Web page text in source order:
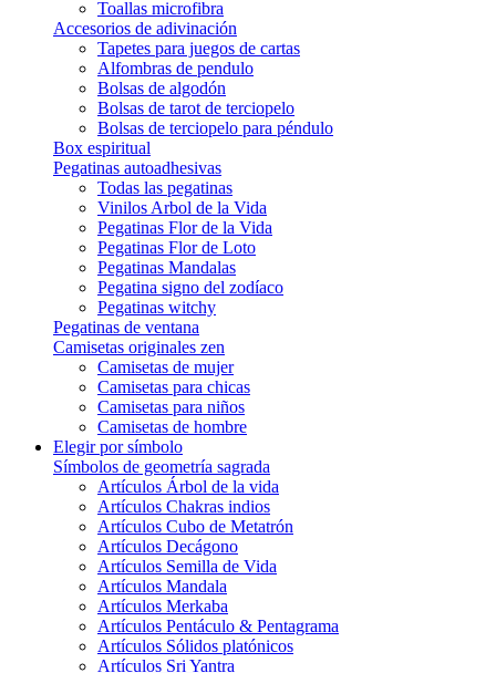
Toallas microfibra
Accesorios de adivinación
Tapetes para juegos de cartas
Alfombras de pendulo
Bolsas de algodón
Bolsas de tarot de terciopelo
Bolsas de terciopelo para péndulo
Box espiritual
Pegatinas autoadhesivas
Todas las pegatinas
Vinilos Arbol de la Vida
Pegatinas Flor de la Vida
Pegatinas Flor de Loto
Pegatinas Mandalas
Pegatina signo del zodíaco
Pegatinas witchy
Pegatinas de ventana
Camisetas originales zen
Camisetas de mujer
Camisetas para chicas
Camisetas para niños
Camisetas de hombre
Elegir por símbolo
Símbolos de geometría sagrada
Artículos Árbol de la vida
Artículos Chakras indios
Artículos Cubo de Metatrón
Artículos Decágono
Artículos Semilla de Vida
Artículos Mandala
Artículos Merkaba
Artículos Pentáculo & Pentagrama
Artículos Sólidos platónicos
Artículos Sri Yantra